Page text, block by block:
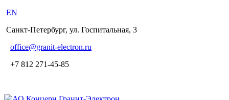
EN
Санкт-Петербург, ул. Госпитальная, 3
office@granit-electron.ru
+7 812 271-45-85